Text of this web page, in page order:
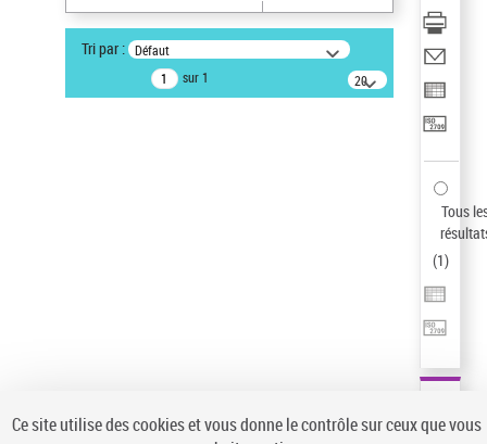
Auteur d’œuvre
Paco de Lucía (1947-2014)
Type de notice d'autorité
Tri par : Défaut
sur 1
20
résultats/page
Tous
(1)
Ce site utilise des cookies et vous donne le contrôle sur ceux que vous